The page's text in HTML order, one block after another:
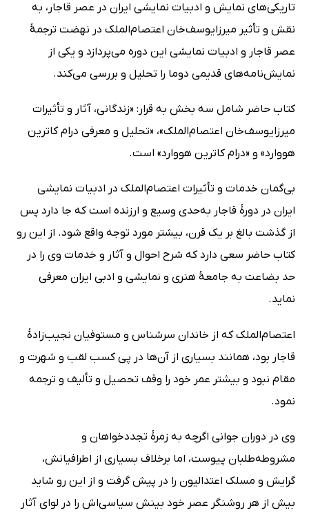
تاریکی‌های نمایش و ادبیات نمایشی ایران در عصر قاجار، به
نقش و تأثیر میرزایوسف‌خان اعتصام‌الملک در نهضت ترجمۀ
عصر قاجار و ادبیات نمایشی این دوره می‌پردازد و یکی از
نمایش‌نامه‌های قدیمی دوما را تحلیل و بررسی می‌کند.
کتاب حاضر شامل سه بخش به قرار: «زندگانی، آثار و تأثیرات
میرزایوسف‌خان اعتصام‌الملک»، «تحلیل و معرفی درام کاترین
هووارد» و «درام کاترین هووارد» است.
بی‌گمان خدمات و تأثیرات اعتصام‌الملک در ادبیات نمایشی
ایران در دورۀ قاجار به‌حدی وسیع و ارزنده است که جا دارد پس
از گذشت بالغ بر یک قرن، بیشتر مورد توجه واقع شود. از این رو
کتاب حاضر سعی دارد که شرح ‌احوال و آثار و خدمات وی را در
حد بضاعت به جامعۀ هنری و نمایشی و ادبی ایران معرفی
نماید.
اعتصام‌الملک که از خاندان سرشناس و مستوفیان نجیب‌زادۀ
قاجار بود، همانند بسیاری از آن‌ها در پی کسب لقب و شهرت و
مقام نبود و بیشتر عمر خود را وقف تحصیل و تألیف و ترجمه
نمود.
وی در دوران جوانی اگرچه به زمرۀ تجددخواهان و
مشروطه‌طلبان پیوست، اما برخلاف بسیاری از اطرافیانش،
گرایش و مسلک اعتدالیون را در پیش گرفت و از این رو شاید
بیش از هر روشنگر عصر خود بینش سیاسی‌اش را در لوای آثار